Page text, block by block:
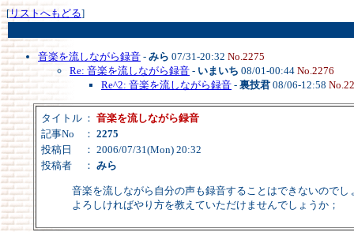
[リストへもどる]
音楽を流しながら録音 - みら 07/31-20:32 No.2275
Re: 音楽を流しながら録音 - いまいち 08/01-00:44 No.2276
Re^2: 音楽を流しながら録音 - 裏技君 08/06-12:58
タイトル ： 音楽を流しながら録音
記事No
： 2275
投稿日
： 2006/07/31(Mon) 20:32
投稿者
： みら
音楽を流しながら自分の声も録音することはできないのでし
よろしければやり方を教えていただけませんでしょうか；